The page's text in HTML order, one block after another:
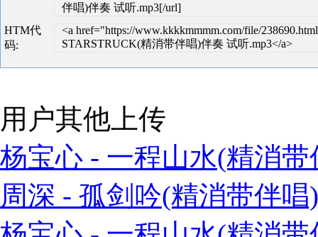
伴唱)伴奏 试听.mp3[/url]
HTM代
码:
<a href="https://www.kkkkmmmm.com/file/
STARSTRUCK(精消带伴唱)伴奏 试听.mp3</a>
用户其他上传
杨宝心 - 一程山水(精消
周深 - 孤剑吟(精消带伴唱